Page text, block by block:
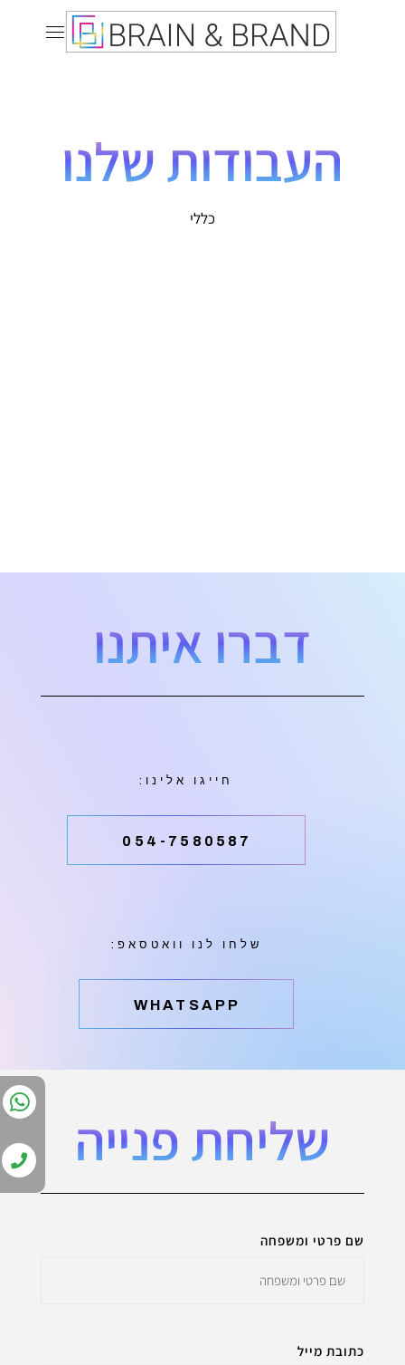
העבודות שלנו
כללי
דברו איתנו
חייגו אלינו:
054-7580587
שלחו לנו וואטסאפ:
‫WHATSAPP
שליחת פנייה
שם פרטי ומשפחה
כתובת מייל